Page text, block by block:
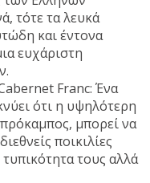
τότε τα λευκά
και έντονα
ευχάριστη
Franc: Ένα
ότι η υψηλότερη
μπορεί να
ποικιλίες
τους αλλά